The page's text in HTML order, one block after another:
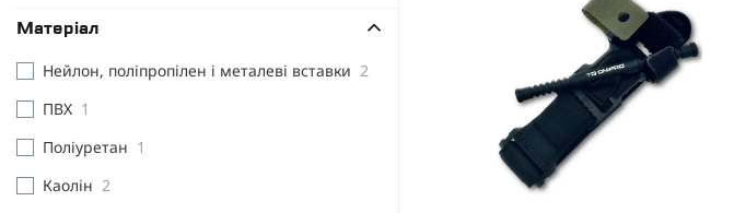
Матеріал
Нейлон, поліпропілен і металеві вставки 2
ПВХ 1
Поліуретан 1
Каолін 2